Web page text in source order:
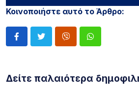
Κοινοποιήστε αυτό το Άρθρο:
Δείτε παλαιότερα